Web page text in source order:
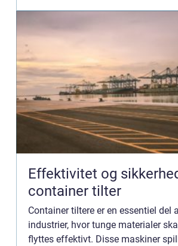
Effektivitet og
container tilter
Container tiltere er en essentiel del
industrier, hvor tunge materialer
flyttes effektivt. Disse maskiner